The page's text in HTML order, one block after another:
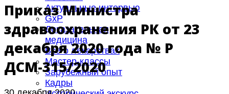
Актуальные интервью
GxP
Доказательная
медицина
Все о лекарствах
Мастер-классы
Зарубежный опыт
Кадры
Приказ Министра
здравоохранения РК от 23
декабря 2020 года № ҚР
ДСМ-315/2020